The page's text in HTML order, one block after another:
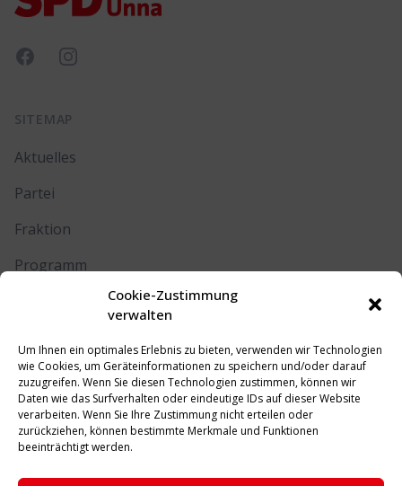
Cookie-Zustimmung
verwalten
Um Ihnen ein optimales Erlebnis zu bieten, verwenden wir Technologien
wie Cookies, um Geräteinformationen zu speichern und/oder darauf
zuzugreifen. Wenn Sie diesen Technologien zustimmen, können wir
Daten wie das Surfverhalten oder eindeutige IDs auf dieser Website
verarbeiten. Wenn Sie Ihre Zustimmung nicht erteilen oder
zurückziehen, können bestimmte Merkmale und Funktionen
beeinträchtigt werden.
FacebookInstagram
SITEMAP
Aktuelles
Partei
Fraktion
Programm
RECHTLICHES
Impressum
Datenschutz
Cookie-Richtlinie (EU)